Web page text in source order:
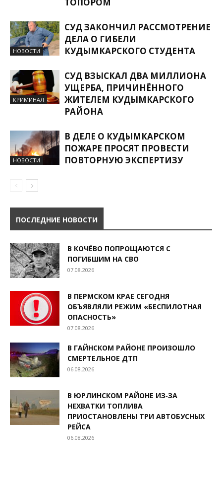
НОВОСТИ
СУД ЗАКОНЧИЛ РАССМОТРЕНИЕ
ДЕЛА О ГИБЕЛИ
КУДЫМКАРСКОГО СТУДЕНТА
КРИМИНАЛ
СУД ВЗЫСКАЛ ДВА МИЛЛИОНА
УЩЕРБА, ПРИЧИНЁННОГО
ЖИТЕЛЕМ КУДЫМКАРСКОГО
РАЙОНА
НОВОСТИ
В ДЕЛЕ О КУДЫМКАРСКОМ
ПОЖАРЕ ПРОСЯТ ПРОВЕСТИ
ПОВТОРНУЮ ЭКСПЕРТИЗУ
ПОСЛЕДНИЕ НОВОСТИ
В КОЧЁВО ПОПРОЩАЮТСЯ С
ПОГИБШИМ НА СВО
07.08.2026
В ПЕРМСКОМ КРАЕ СЕГОДНЯ
ОБЪЯВЛЯЛИ РЕЖИМ «БЕСПИЛОТНАЯ
ОПАСНОСТЬ»
07.08.2026
В ГАЙНСКОМ РАЙОНЕ ПРОИЗОШЛО
СМЕРТЕЛЬНОЕ ДТП
06.08.2026
В ЮРЛИНСКОМ РАЙОНЕ ИЗ‑ЗА
НЕХВАТКИ ТОПЛИВА
ПРИОСТАНОВЛЕНЫ ТРИ АВТОБУСНЫХ
РЕЙСА
06.08.2026